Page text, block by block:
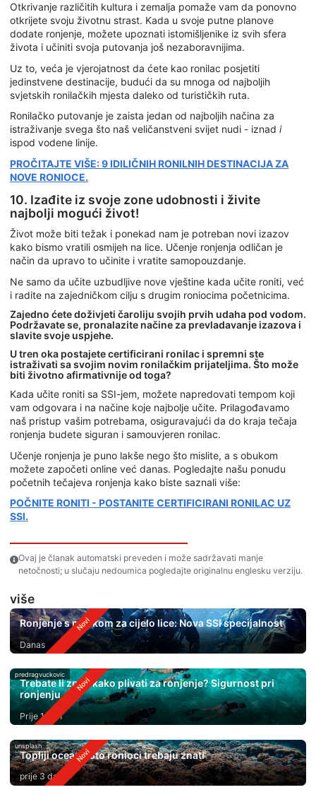
Otkrivanje različitih kultura i zemalja pomaže vam da ponovno
otkrijete svoju životnu strast. Kada u svoje putne planove
dodate ronjenje, možete upoznati istomišljenike iz svih sfera
života i učiniti svoja putovanja još nezaboravnijima.
Uz to, veća je vjerojatnost da ćete kao ronilac posjetiti
jedinstvene destinacije, budući da su mnoga od najboljih
svjetskih ronilačkih mjesta daleko od turističkih ruta.
Ronilačko putovanje je zaista jedan od najboljih načina za
istraživanje svega što naš veličanstveni svijet nudi - iznad i
ispod vodene linije.
PROČITAJTE VIŠE: 9 IDILIČNIH RONILNIH DESTINACIJA ZA
NOVE RONIOCE.
10. Izađite iz svoje zone udobnosti i živite
najbolji mogući život!
Život može biti težak i ponekad nam je potreban novi izazov
kako bismo vratili osmijeh na lice. Učenje ronjenja odličan je
način da upravo to učinite i vratite samopouzdanje.
Ne samo da učite uzbudljive nove vještine kada učite roniti, već
i radite na zajedničkom cilju s drugim roniocima početnicima.
Zajedno ćete doživjeti čaroliju svojih prvih udaha pod vodom.
Podržavate se, pronalazite načine za prevladavanje izazova i
slavite svoje uspjehe.
U tren oka postajete certificirani ronilac i spremni ste
istraživati sa svojim novim ronilačkim prijateljima. Što može
biti životno afirmativnije od toga?
Kada učite roniti sa SSI-jem, možete napredovati tempom koji
vam odgovara i na načine koje najbolje učite. Prilagođavamo
naš pristup vašim potrebama, osiguravajući da do kraja tečaja
ronjenja budete siguran i samouvjeren ronilac.
Učenje ronjenja je puno lakše nego što mislite, a s obukom
možete započeti online već danas. Pogledajte našu ponudu
početnih tečajeva ronjenja kako biste saznali više:
POČNITE RONITI - POSTANITE CERTIFICIRANI RONILAC UZ
SSI.
Ovaj je članak automatski preveden i može sadržavati manje
netočnosti; u slučaju nedoumica pogledajte originalnu englesku verziju.
više
Ronjenje s maskom za cijelo lice: Nova SSI specijalnost
Danas
predragvuckovic
Trebate li znati kako plivati ​​za ronjenje? Sigurnost pri
ronjenju
Prije 1 dan
unsplash
Topliji oceani: Što ronioci trebaju znati
prije 3 dana